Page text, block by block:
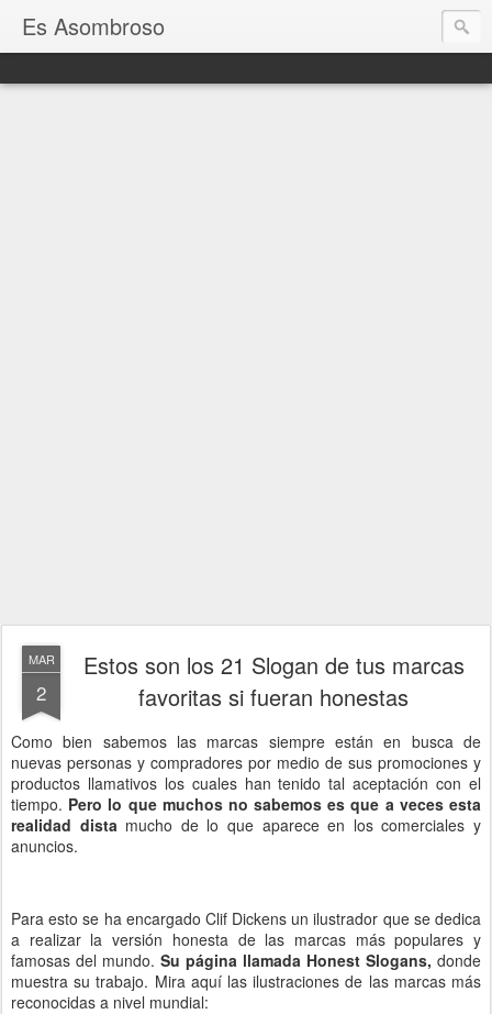
Es Asombroso
MAR
2
Estos son los 21 Slogan de tus marcas
favoritas si fueran honestas
Como bien sabemos las marcas siempre están en busca de
nuevas personas y compradores por medio de sus promociones y
productos llamativos los cuales han tenido tal aceptación con el
tiempo. Pero lo que muchos no sabemos es que a veces esta
realidad distamucho de lo que aparece en los comerciales y
anuncios.
Para esto se ha encargado Clif Dickens un ilustrador que se dedica
a realizar la versión honesta de las marcas más populares y
famosas del mundo. Su página llamada Honest Slogans, donde
muestra su trabajo. Mira aquí las ilustraciones de las marcas más
reconocidas a nivel mundial: